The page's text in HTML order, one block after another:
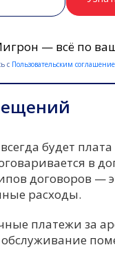
— всё по
с Пользовательским
будет
в
договоров —
расходы.
платежи за
обслуживание